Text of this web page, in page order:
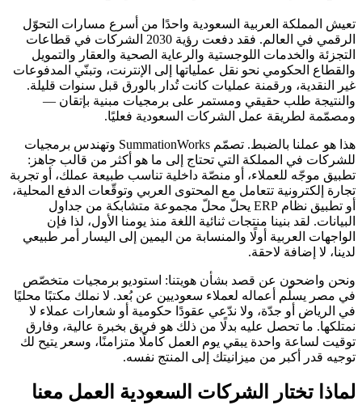
تعيش المملكة العربية السعودية واحدًا من أسرع مسارات التحوّل
الرقمي في العالم. فقد دفعت رؤية 2030 الشركات في قطاعات
التجزئة والخدمات اللوجستية والرعاية الصحية والعقار والتمويل
والقطاع الحكومي نحو نقل عملياتها إلى الإنترنت، وتبنّي المدفوعات
غير النقدية، ورقمنة عمليات كانت تُدار بالورق قبل سنوات قليلة.
والنتيجة طلب حقيقي ومستمر على برمجيات مبنية بإتقان —
ومصمّمة لطريقة عمل الشركات السعودية فعليًا.
هذا هو عملنا بالضبط. تصمّم SummationWorks وتهندس برمجيات
للشركات في المملكة التي تحتاج إلى ما هو أكثر من قالب جاهز:
تطبيق موجّه للعملاء، أو منصّة داخلية تناسب طبيعة عملك، أو تجربة
تجارة إلكترونية تتعامل مع المحتوى العربي وتوقّعات الدفع المحلية،
أو تطبيق نظام ERP يحلّ محلّ مجموعة متشابكة من جداول
البيانات. لقد بنينا منتجات ثنائية اللغة منذ يومنا الأول، لذا فإن
الواجهات العربية أولًا والمنسابة من اليمين إلى اليسار أمر طبيعي
لدينا، لا إضافة لاحقة.
ونحن واضحون عن قصد بشأن هويتنا: استوديو برمجيات متخصّص
في مصر يسلّم أعماله لعملاء سعوديين عن بُعد. لا نملك مكتبًا محليًا
في الرياض أو جدّة، ولا ندّعي عقودًا حكومية أو شعارات عملاء لا
نمتلكها. ما تحصل عليه بدلًا من ذلك هو فريق بخبرة عالية، وفارق
توقيت لساعة واحدة يبقي يوم العمل كاملًا متزامنًا، وسعر يتيح لك
توجيه قدر أكبر من ميزانيتك إلى المنتج نفسه.
لماذا تختار الشركات السعودية العمل معنا